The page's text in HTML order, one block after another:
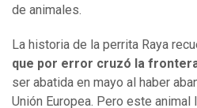
de animales.
La historia de la perrita Raya
que por error cruzó la
ser abatida en mayo al haber
Unión Europea. Pero este